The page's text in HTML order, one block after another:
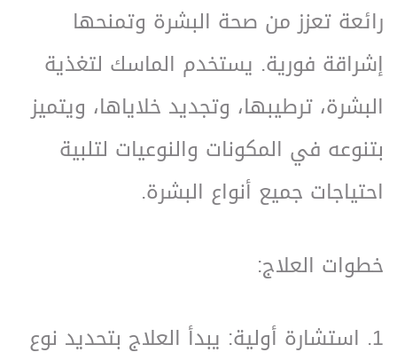
رائعة تعزز من صحة البشرة وتمنحها
إشراقة فورية. يستخدم الماسك لتغذية
البشرة، ترطيبها، وتجديد خلاياها، ويتميز
بتنوعه في المكونات والنوعيات لتلبية
احتياجات جميع أنواع البشرة.
خطوات العلاج:
1. استشارة أولية: يبدأ العلاج بتحديد نوع